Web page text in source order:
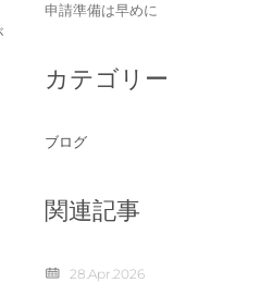
申請準備は早めに
カテゴリー
ブログ
関連記事
28.Apr.2026